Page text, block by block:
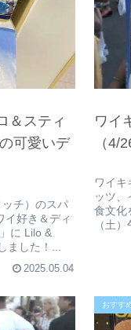
＆スティ
可愛いデ
ッチ）のスパ
好き＆ディ
に Lilo &
ました！...
2025.05.04
ワイ
（4/
ワイ
ッツ
食文化
（土
おすす